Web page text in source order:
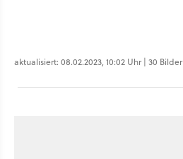
aktualisiert: 08.02.2023, 10:02 Uhr | 30 Bilder